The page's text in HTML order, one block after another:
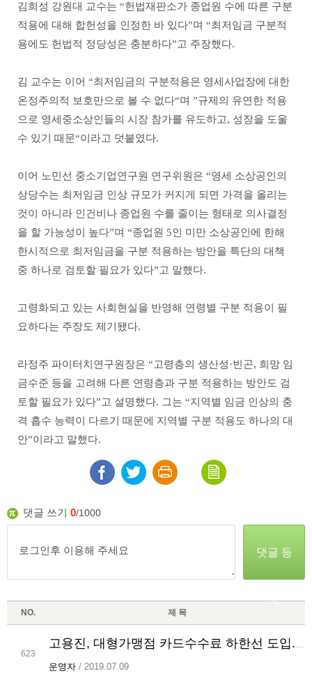
김희성 강원대 교수는 “헌법재판소가 종업원 수에 따른 구분
적용에 대해 합헌성을 인정한 바 있다”며 “최저임금 구분적
용에도 헌법적 정당성은 충분하다”고 주장했다.
김 교수는 이어 “최저임금의 구분적용은 영세사업장에 대한
온정주의적 보호만으로 볼 수 없다“며 ”규제의 유연한 적용
으로 영세중소상인들의 시장 참가를 유도하고, 성장을 도울
수 있기 때문“이라고 덧붙였다.
이어 노민선 중소기업연구원 연구위원은 “영세 소상공인의
상당수는 최저임금 인상 규모가 커지게 되면 가격을 올리는
것이 아니라 인건비나 종업원 수를 줄이는 형태로 의사결정
을 할 가능성이 높다”며 “종업원 5인 미만 소상공인에 한해
한시적으로 최저임금을 구분 적용하는 방안을 특단의 대책
중 하나로 검토할 필요가 있다”고 말했다.
고령화되고 있는 사회현실을 반영해 연령별 구분 적용이 필
요하다는 주장도 제기됐다.
라정주 파이터치연구원장은 “고령층의 생산성·빈곤, 희망 임
금수준 등을 고려해 다른 연령층과 구분 적용하는 방안도 검
토할 필요가 있다”고 설명했다. 그는 “지역별 임금 인상의 충
격 흡수 능력이 다르기 때문에 지역별 구분 적용도 하나의 대
안”이라고 말했다.
댓글 쓰기 0/1000
댓글 등
록
NO. 제 목
623
고용진, 대형가맹점 카드수수료 하한선 도입...“중소가맹점 상한선과 더불어 상생 경제 구축”
운영자 / 2019.07.09